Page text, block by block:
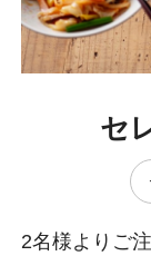
セ
2名様よりご